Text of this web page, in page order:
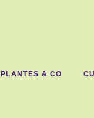
PLANTES & CO